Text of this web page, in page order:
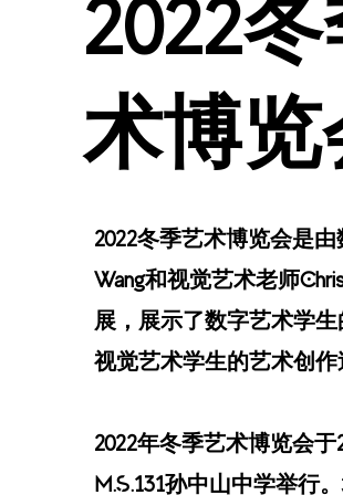
2022
术博览
2022冬季艺术博览会是
Wang和视觉艺术老师
展，展示了数字艺术学
视觉艺术学生的艺术创作
2022年冬季艺术博览会于
M.S.131孙中山中学举行